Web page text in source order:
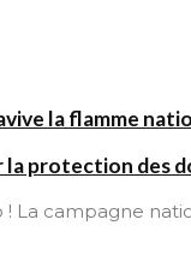
la flamme
la protection des
campagne